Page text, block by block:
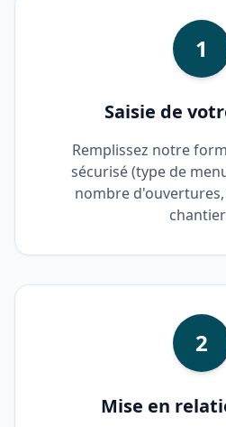
1
Saisie de
Remplissez notre
sécurisé (type de
nombre
2
Mise en